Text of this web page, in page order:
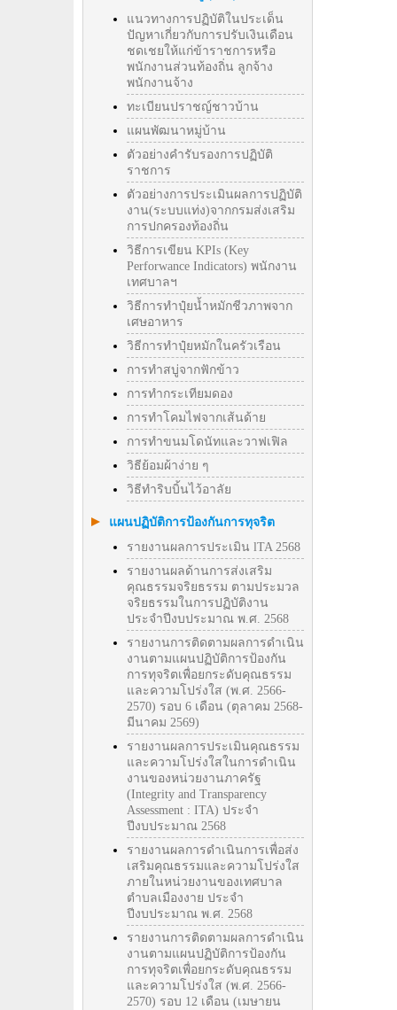
แนวทางการปฏิบัติในประเด็น
ปัญหาเกี่ยวกับการปรับเงินเดือน
ชดเชยให้แก่ข้าราชการหรือ
พนักงานส่วนท้องถิ่น ลูกจ้าง
พนักงานจ้าง
ทะเบียนปราชญ์ชาวบ้าน
แผนพัฒนาหมู่บ้าน
ตัวอย่างคำรับรองการปฏิบัติ
ราชการ
ตัวอย่างการประเมินผลการปฏิบัติ
งาน(ระบบแท่ง)จากกรมส่งเสริม
การปกครองท้องถิ่น
วิธีการเขียน KPIs (Key
Perforwance Indicators) พนักงาน
เทศบาลฯ
วิธีการทำปุ๋ยน้ำหมักชีวภาพจาก
เศษอาหาร
วิธีการทำปุ๋ยหมักในครัวเรือน
การทำสบู่จากฟักข้าว
การทำกระเทียมดอง
การทำโคมไฟจากเส้นด้าย
การทำขนมโดนัทและวาฟเฟิล
วิธีย้อมผ้าง่าย ๆ
วิธีทําริบบิ้นไว้อาลัย
แผนปฏิบัติการป้องกันการทุจริต
รายงานผลการประเมิน lTA 2568
รายงานผลด้านการส่งเสริม
คุณธรรมจริยธรรม ตามประมวล
จริยธรรมในการปฏิบัติงาน
ประจำปีงบประมาณ พ.ศ. 2568
รายงานการติดตามผลการดำเนิน
งานตามแผนปฏิบัติการป้องกัน
การทุจริตเพื่อยกระดับคุณธรรม
และความโปร่งใส (พ.ศ. 2566-
2570) รอบ 6 เดือน (ตุลาคม 2568-
มีนาคม 2569)
รายงานผลการประเมินคุณธรรม
และความโปร่งใสในการดำเนิน
งานของหน่วยงานภาครัฐ
(Integrity and Transparency
Assessment : ITA) ประจำ
ปีงบประมาณ 2568
รายงานผลการดำเนินการเพื่อส่ง
เสริมคุณธรรมและความโปร่งใส
ภายในหน่วยงานของเทศบาล
ตำบลเมืองงาย ประจำ
ปีงบประมาณ พ.ศ. 2568
รายงานการติดตามผลการดำเนิน
งานตามแผนปฏิบัติการป้องกัน
การทุจริตเพื่อยกระดับคุณธรรม
และความโปร่งใส (พ.ศ. 2566-
2570) รอบ 12 เดือน (เมษายน